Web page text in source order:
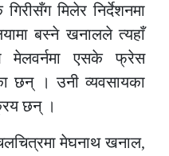
मिलेर निर्देशनमा
बस्ने खनालले त्यहाँ
एसके फ्रेस
छन् । उनी व्यवसायका
छन् ।
मेघनाथ खनाल,